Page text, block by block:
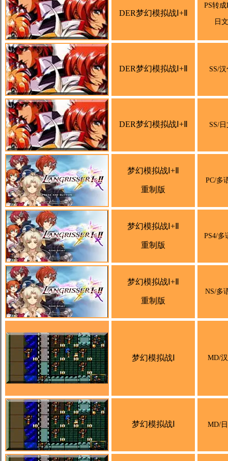
DER梦幻模拟战Ⅰ+Ⅱ
PS转成
日文
DER梦幻模拟战Ⅰ+Ⅱ SS/
DER梦幻模拟战Ⅰ+Ⅱ SS/
梦幻模拟战Ⅰ+Ⅱ
重制版
PC/多
梦幻模拟战Ⅰ+Ⅱ
重制版
PS4/多
梦幻模拟战Ⅰ+Ⅱ
重制版
NS/多
梦幻模拟战Ⅰ MD/
梦幻模拟战Ⅰ MD/